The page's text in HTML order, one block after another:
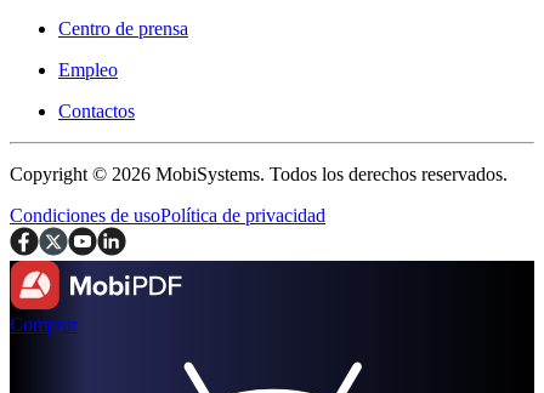
Centro de prensa
Empleo
Contactos
Copyright © 2026 MobiSystems. Todos los derechos reservados.
Condiciones de usoPolítica de privacidad
Comprar